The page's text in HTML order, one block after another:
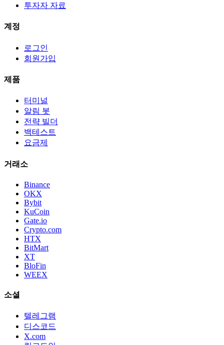
투자자 자료
계정
로그인
회원가입
제품
터미널
알림 봇
전략 빌더
백테스트
요금제
거래소
Binance
OKX
Bybit
KuCoin
Gate.io
Crypto.com
HTX
BitMart
XT
BloFin
WEEX
소셜
텔레그램
디스코드
X.com